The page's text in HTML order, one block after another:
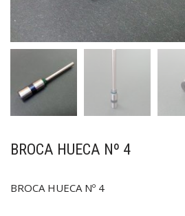
BROCA HUECA Nº 4
BROCA HUECA Nº 4